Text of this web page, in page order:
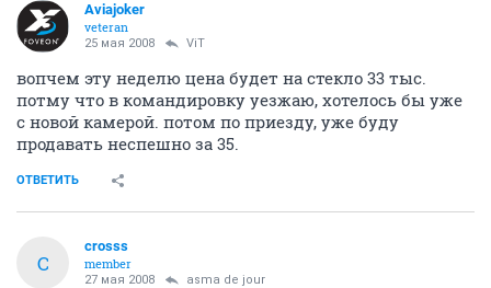
Aviajoker
veteran
25 мая 2008 ViT
вопчем эту неделю цена будет на стекло 33 тыс.
потму что в командировку уезжаю, хотелось бы уже
с новой камерой. потом по приезду, уже буду
продавать неспешно за 35.
ОТВЕТИТЬ
C
crosss
member
27 мая 2008 asma de jour